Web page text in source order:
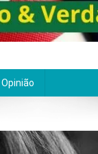
Opinião